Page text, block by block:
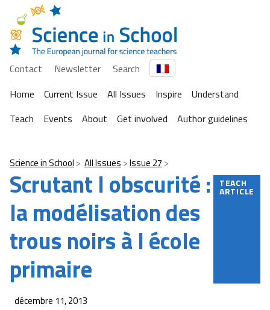
Contact Newsletter
Search
Home
Current Issue All Issues Inspire
Understand
Teach
Events About Get involved Author guidelines
Science in School All Issues Issue 27
Scrutant l obscurité :
la modélisation des
trous noirs à l école
primaire
TEACH
ARTICLE
décembre 11, 2013